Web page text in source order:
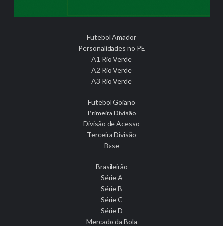
Futebol Amador
Personalidades no PE
A1 Rio Verde
A2 Rio Verde
A3 Rio Verde
Futebol Goiano
Primeira Divisão
Divisão de Acesso
Terceira Divisão
Base
Brasileirão
Série A
Série B
Série C
Série D
Mercado da Bola